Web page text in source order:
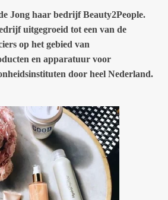
Jong haar bedrijf Beauty2People.
uitgegroeid tot een van de
op het gebied van
en apparatuur voor
door heel Nederland.